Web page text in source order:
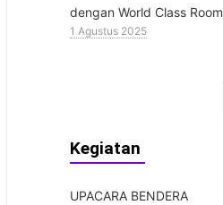
dengan World Class Room
1 Agustus 2025
Kegiatan
UPACARA BENDERA